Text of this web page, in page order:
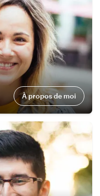
À propos de moi